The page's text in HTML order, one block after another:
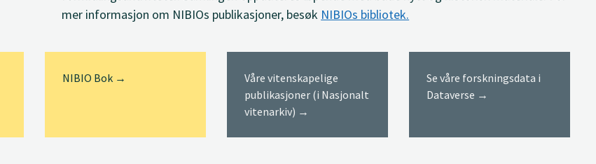
mer informasjon om NIBIOs publikasjoner, besøk NIBIOs bibliotek.
NIBIO Bok →
Våre vitenskapelige
publikasjoner (i Nasjonalt
vitenarkiv) →
Se våre forskningsdata i
Dataverse →